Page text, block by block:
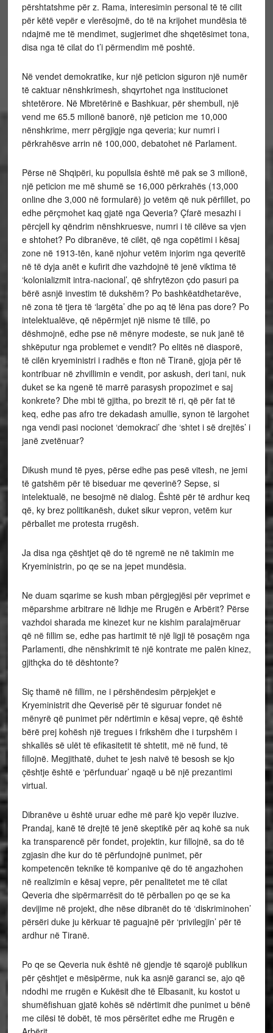
përshtatshme për z. Rama, interesimin personal të të cilit
për këtë vepër e vlerësojmë, do të na krijohet mundësia të
ndajmë me të mendimet, sugjerimet dhe shqetësimet tona,
disa nga të cilat do t’i përmendim më poshtë.
Në vendet demokratike, kur një peticion siguron një numër
të caktuar nënshkrimesh, shqyrtohet nga institucionet
shtetërore. Në Mbretërinë e Bashkuar, për shembull, një
vend me 65.5 milionë banorë, një peticion me 10,000
nënshkrime, merr përgjigje nga qeveria; kur numri i
përkrahësve arrin në 100,000, debatohet në Parlament.
Përse në Shqipëri, ku popullsia është më pak se 3 milionë,
një peticion me më shumë se 16,000 përkrahës (13,000
online dhe 3,000 në formularë) jo vetëm që nuk përfillet, po
edhe përçmohet kaq gjatë nga Qeveria? Çfarë mesazhi i
përcjell ky qëndrim nënshkruesve, numri i të cilëve sa vjen
e shtohet? Po dibranëve, të cilët, që nga copëtimi i kësaj
zone në 1913-tën, kanë njohur vetëm injorim nga qeveritë
në të dyja anët e kufirit dhe vazhdojnë të jenë viktima të
‘kolonializmit intra-nacional’, që shfrytëzon çdo pasuri pa
bërë asnjë investim të dukshëm? Po bashkëatdhetarëve,
në zona të tjera të ‘largëta’ dhe po aq të lëna pas dore? Po
intelektualëve, që nëpërmjet një nisme të tillë, po
dëshmojnë, edhe pse në mënyre modeste, se nuk janë të
shkëputur nga problemet e vendit? Po elitës në diasporë,
të cilën kryeministri i radhës e fton në Tiranë, gjoja për të
kontribuar në zhvillimin e vendit, por askush, deri tani, nuk
duket se ka ngenë të marrë parasysh propozimet e saj
konkrete? Dhe mbi të gjitha, po brezit të ri, që për fat të
keq, edhe pas afro tre dekadash amullie, synon të largohet
nga vendi pasi nocionet ‘demokraci’ dhe ‘shtet i së drejtës’ i
janë zvetënuar?
Dikush mund të pyes, përse edhe pas pesë vitesh, ne jemi
të gatshëm për të biseduar me qeverinë? Sepse, si
intelektualë, ne besojmë në dialog. Është për të ardhur keq
që, ky brez politikanësh, duket sikur vepron, vetëm kur
përballet me protesta rrugësh.
Ja disa nga çështjet që do të ngremë ne në takimin me
Kryeministrin, po qe se na jepet mundësia.
Ne duam sqarime se kush mban përgjegjësi për veprimet e
mëparshme arbitrare në lidhje me Rrugën e Arbërit? Përse
vazhdoi sharada me kinezet kur ne kishim paralajmëruar
që në fillim se, edhe pas hartimit të një ligji të posaçëm nga
Parlamenti, dhe nënshkrimit të një kontrate me palën kinez,
gjithçka do të dështonte?
Siç thamë në fillim, ne i përshëndesim përpjekjet e
Kryeministrit dhe Qeverisë për të siguruar fondet në
mënyrë që punimet për ndërtimin e kësaj vepre, që është
bërë prej kohësh një tregues i frikshëm dhe i turpshëm i
shkallës së ulët të efikasitetit të shtetit, më në fund, të
fillojnë. Megjithatë, duhet te jesh naivë të besosh se kjo
çështje është e ‘përfunduar’ ngaqë u bë një prezantimi
virtual.
Dibranëve u është uruar edhe më parë kjo vepër iluzive.
Prandaj, kanë të drejtë të jenë skeptikë për aq kohë sa nuk
ka transparencë për fondet, projektin, kur fillojnë, sa do të
zgjasin dhe kur do të përfundojnë punimet, për
kompetencën teknike të kompanive që do të angazhohen
në realizimin e kësaj vepre, për penalitetet me të cilat
Qeveria dhe sipërmarrësit do të përballen po qe se ka
devijime në projekt, dhe nëse dibranët do të ‘diskriminohen’
përsëri duke ju kërkuar të paguajnë për ‘privilegjin’ për të
ardhur në Tiranë.
Po qe se Qeveria nuk është në gjendje të sqarojë publikun
për çështjet e mësipërme, nuk ka asnjë garanci se, ajo që
ndodhi me rrugën e Kukësit dhe të Elbasanit, ku kostot u
shumëfishuan gjatë kohës së ndërtimit dhe punimet u bënë
me cilësi të dobët, të mos përsëritet edhe me Rrugën e